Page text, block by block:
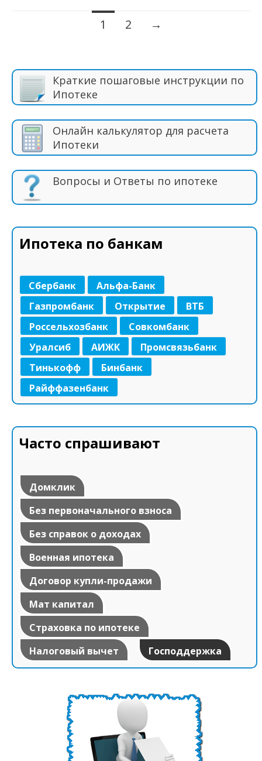
1 2 →
Краткие пошаговые инструкции по
Ипотеке
Онлайн калькулятор для расчета
Ипотеки
Вопросы и Ответы по ипотеке
Ипотека по банкам
Сбербанк
Альфа-Банк
Газпромбанк
Открытие
ВТБ
Россельхозбанк
Совкомбанк
Уралсиб
АИЖК
Промсвязьбанк
Тинькофф
Бинбанк
Райффазенбанк
Часто спрашивают
Домклик
Без первоначального взноса
Без справок о доходах
Военная ипотека
Договор купли-продажи
Мат капитал
Страховка по ипотеке
Налоговый вычет
Господдержка